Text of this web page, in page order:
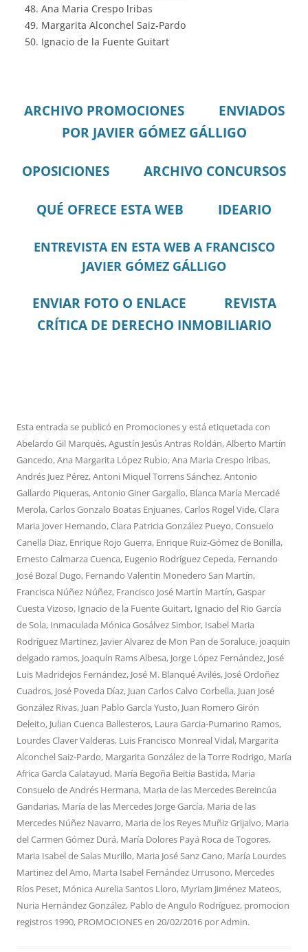
Ana Maria Crespo lribas
Margarita Alconchel Saiz-Pardo
Ignacio de la Fuente Guitart
ARCHIVO PROMOCIONES
ENVIADOS
POR JAVIER GÓMEZ GÁLLIGO
OPOSICIONES ARCHIVO CONCURSOS
QUÉ OFRECE ESTA WEB IDEARIO
ENTREVISTA EN ESTA WEB A FRANCISCO
JAVIER GÓMEZ GÁLLIGO
ENVIAR FOTO O ENLACE
REVISTA
CRÍTICA DE DERECHO INMOBILIARIO
Esta entrada se publicó en Promocionesy está etiquetada con
Abelardo Gil Marqués,Agustín Jesús Antras Roldán,Alberto Martín
Gancedo,Ana Margarita López Rubio,Ana Maria Crespo lribas,
Andrés Juez Pérez,Antoni Miquel Torrens Sánchez,Antonio
Gallardo Piqueras,Antonio Giner Gargallo, Blanca María Mercadé
Merola,Carlos Gonzalo Boatas Enjuanes,Carlos Rogel Vide,Clara
Maria Jover Hernando,Clara Patricia González Pueyo,Consuelo
Canella Diaz, Enrique Rojo Guerra, Enrique Ruiz-Gómez de Bonilla,
Ernesto Calmarza Cuenca, Eugenio Rodríguez Cepeda, Fernando
José Bozal Dugo, Fernando Valentin Monedero San Martín,
Francisca Núñez Núñez, Francisco José Martín Martín,Gaspar
Cuesta Vizoso, Ignacio de la Fuente Guitart, Ignacio del Rio García
de Sola, Inmaculada Mónica Gosálvez Simbor, Isabel Maria
Rodríguez Martinez, Javier Alvarez de Mon Pan de Soraluce, joaquin
delgado ramos, Joaquín Rams Albesa, Jorge López Fernández, José
Luis Madridejos Fernández, José M. Blanqué Avilés, José Ordoñez
Cuadros, José Poveda Díaz, Juan Carlos Calvo Corbella, Juan José
González Rivas, Juan Pablo Garcla Yusto, Juan Romero Girón
Deleito, Julian Cuenca Ballesteros, Laura Garcia-Pumarino Ramos,
Lourdes Claver Valderas, Luis Francisco Monreal Vidal, Margarita
Alconchel Saiz-Pardo, Margarita González de la Torre Rodrigo, María
Africa Garcla Calatayud, María Begoña Beitia Bastida, Maria
Consuelo de Andrés Hermana, Maria de las Mercedes Bereincúa
Gandarias, María de las Mercedes Jorge García, Maria de las
Mercedes Núñez Navarro, Maria de los Reyes Muñiz Grijalvo, Maria
del Carmen Gómez Durá, María Dolores Payá Roca de Togores,
Maria Isabel de Salas Murillo, Maria José Sanz Cano, María Lourdes
Martinez del Amo, Marta Isabel Fernández Urrusono, Mercedes
Ríos Peset, Mónica Aurelia Santos Lloro, Myriam Jiménez Mateos,
Nuria Hernández González, Pablo de Angulo Rodríguez, promocion
registros 1990, PROMOCIONESen 20/02/2016 porAdmin.